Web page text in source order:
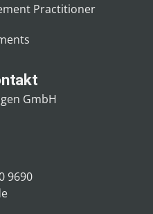
Practitioner
GmbH
9690